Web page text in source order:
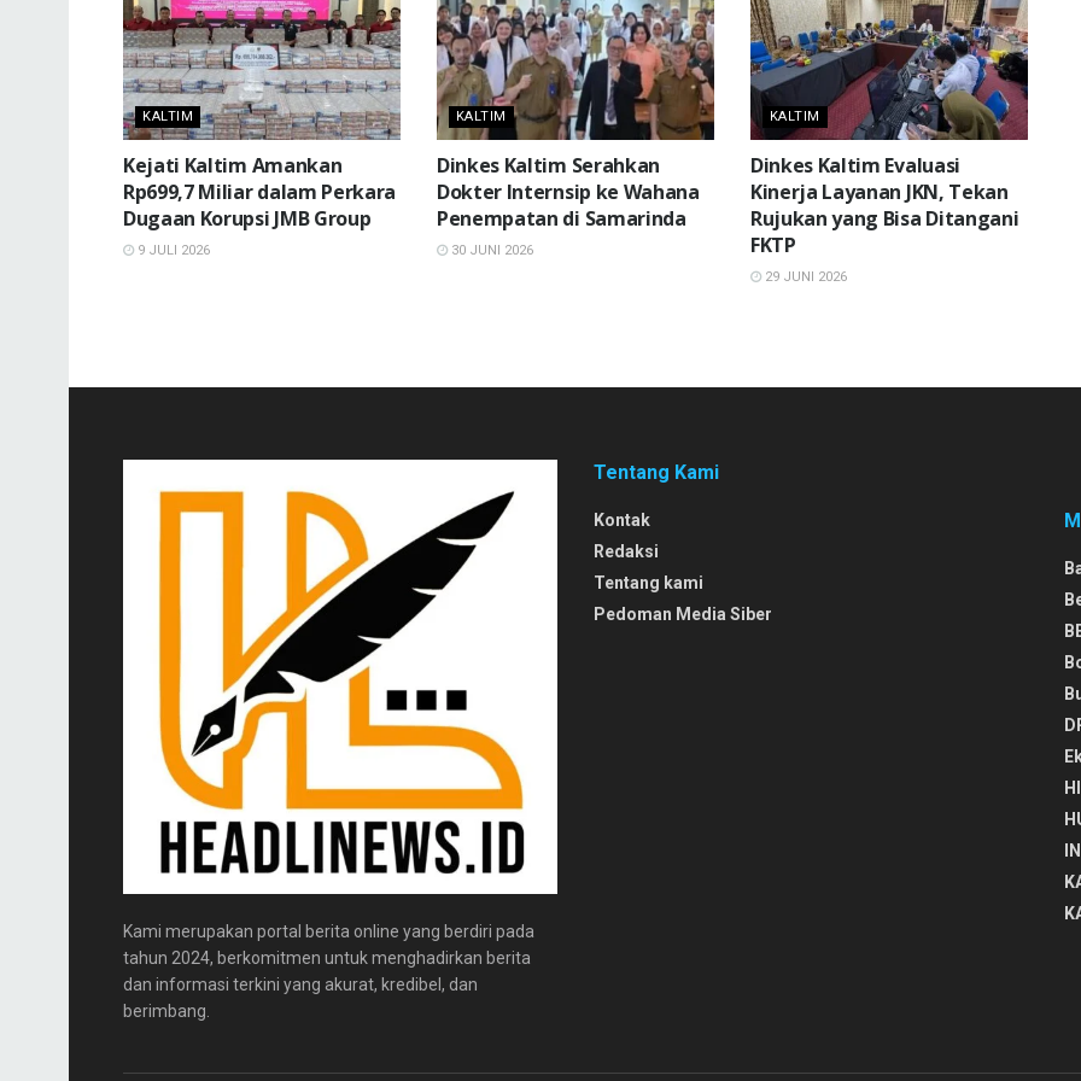
KALTIM
Kejati Kaltim Amankan
Rp699,7 Miliar dalam Perkara
Dugaan Korupsi JMB Group
9 JULI 2026
KALTIM
Dinkes Kaltim Serahkan
Dokter Internsip ke Wahana
Penempatan di Samarinda
30 JUNI 2026
KALTIM
Dinkes Kaltim Evaluasi
Kinerja Layanan JKN, Tekan
Rujukan yang Bisa Ditangani
FKTP
29 JUNI 2026
Kami merupakan portal berita online yang berdiri pada
tahun 2024, berkomitmen untuk menghadirkan berita
dan informasi terkini yang akurat, kredibel, dan
berimbang.
Tentang Kami
Kontak
Redaksi
Tentang kami
Pedoman Media Siber